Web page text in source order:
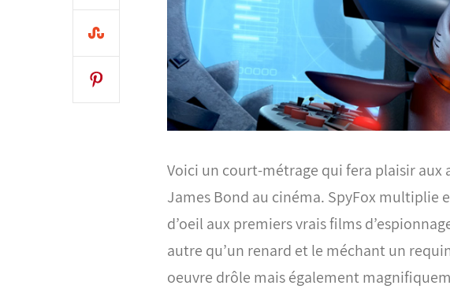
Voici un court-métrage qui fera plaisir aux
James Bond au cinéma. SpyFox multiplie
d’oeil aux premiers vrais films
autre qu’un renard et le méchant un
oeuvre drôle mais également